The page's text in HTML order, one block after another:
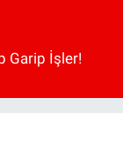
Garip İşler!